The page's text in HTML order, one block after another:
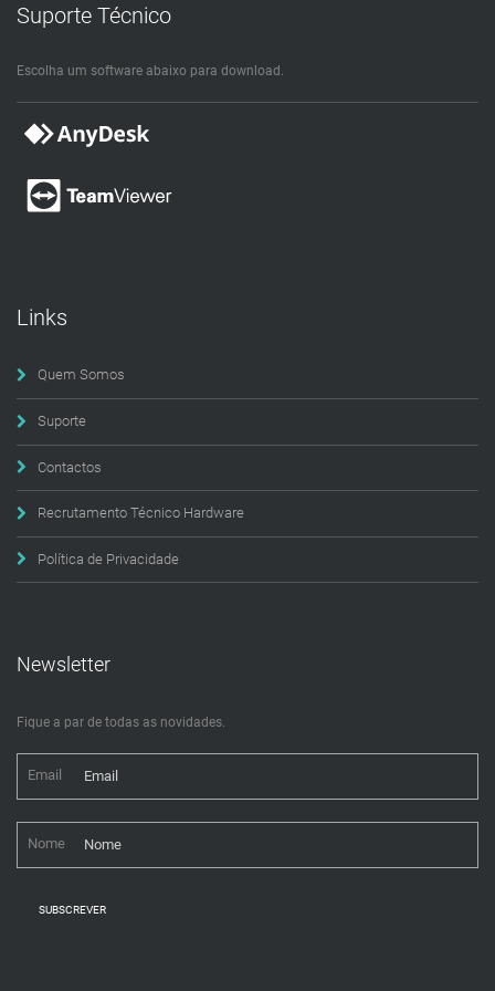
Suporte Técnico
Escolha um software abaixo para download.
Links
Quem Somos
Suporte
Contactos
Recrutamento Técnico Hardware
Política de Privacidade
Newsletter
Fique a par de todas as novidades.
Email
Nome
SUBSCREVER